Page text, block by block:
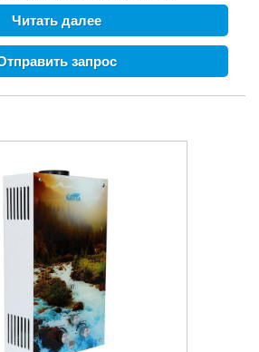
от возгорания, защита от сбоя
замерзания, защита от перегрева
безопасность семьи. Поставщики
в Китае Горячие продажи по
Читать далее
запрос